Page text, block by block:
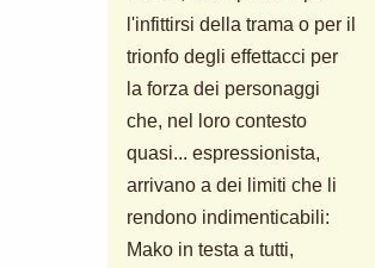
l'infittirsi della trama o per il
trionfo degli effettacci per
la forza dei personaggi
che, nel loro contesto
quasi... espressionista,
arrivano a dei limiti che li
rendono indimenticabili:
Mako in testa a tutti,